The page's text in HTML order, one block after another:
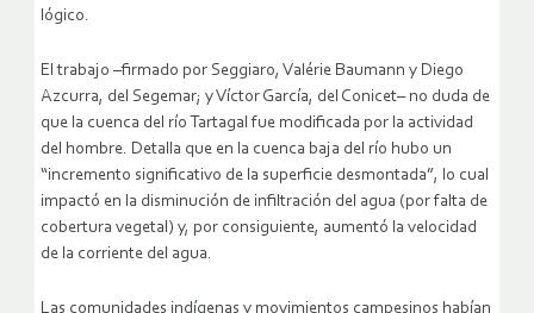
lógico.
El trabajo –firmado por Seggiaro, Valérie Baumann y Diego
Azcurra, del Segemar; y Víctor García, del Conicet– no duda de
que la cuenca del río Tartagal fue modificada por la actividad
del hombre. Detalla que en la cuenca baja del río hubo un
“incremento significativo de la superficie desmontada”, lo cual
impactó en la disminución de infiltración del agua (por falta de
cobertura vegetal) y, por consiguiente, aumentó la velocidad
de la corriente del agua.
Las comunidades indígenas y movimientos campesinos habían